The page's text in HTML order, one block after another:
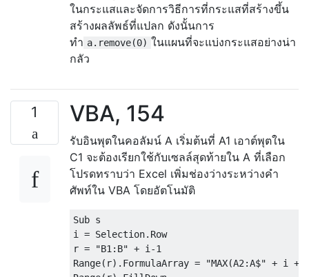
ในกระแสและจัดการวิธีการที่กระแสที่สร้างขึ้น
สร้างผลลัพธ์ที่แปลก ดังนั้นการ
ทำ a.remove(0) ในแผนที่จะแบ่งกระแสอย่างน่า
กลัว
1 VBA, 154
รับอินพุตในคอลัมน์ A เริ่มต้นที่ A1 เอาต์พุตใน
C1 จะต้องเรียกใช้กับเซลล์สุดท้ายใน A ที่เลือก
โปรดทราบว่า Excel เพิ่มช่องว่างระหว่างคำ
ศัพท์ใน VBA โดยอัตโนมัติ
Sub s
i = Selection.Row
r = "B1:B" + i-1
Range(r).FormulaArray = "MAX(A2:A$" + i +